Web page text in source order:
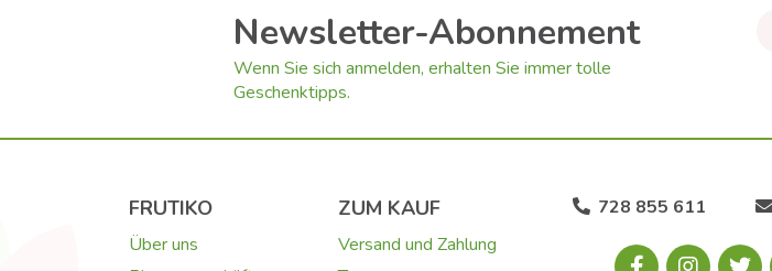
Newsletter-Abonnement
Wenn Sie sich anmelden, erhalten Sie immer tolle
Geschenktipps.
728 855 611
FRUTIKO
Über uns
ZUM KAUF
Versand und Zahlung